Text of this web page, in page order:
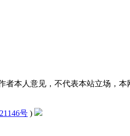
者本人意见，不代表本站立场，
号 )